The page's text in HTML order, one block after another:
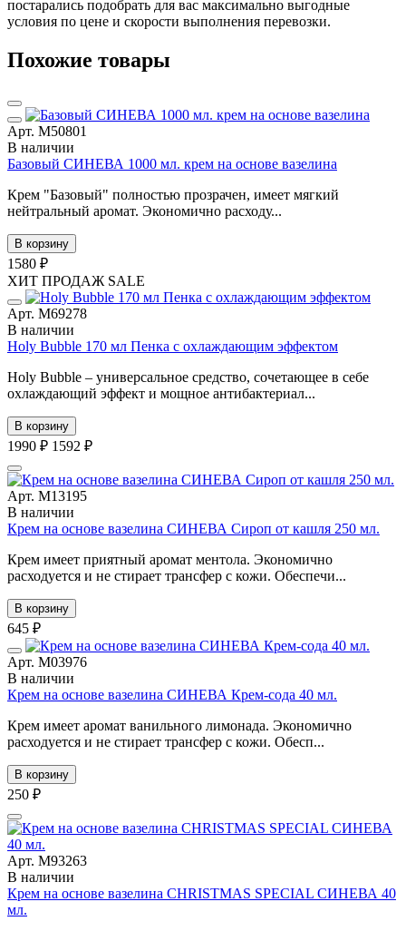
постарались подобрать для вас максимально выгодные
условия по цене и скорости выполнения перевозки.
Похожие товары
Арт. М50801
В наличии
Базовый СИНЕВА 1000 мл. крем на основе вазелина
Крем "Базовый" полностью прозрачен, имеет мягкий
нейтральный аромат. Экономично расходу...
В корзину
1580 ₽
ХИТ ПРОДАЖ SALE
Арт. М69278
В наличии
Holy Bubble 170 мл Пенка с охлаждающим эффектом
Holy Bubble – универсальное средство, сочетающее в себе
охлаждающий эффект и мощное антибактериал...
В корзину
1990 ₽ 1592 ₽
Арт. М13195
В наличии
Крем на основе вазелина СИНЕВА Сироп от кашля 250 мл.
Крем имеет приятный аромат ментола. Экономично
расходуется и не стирает трансфер с кожи. Обеспечи...
В корзину
645 ₽
Арт. М03976
В наличии
Крем на основе вазелина СИНЕВА Крем-сода 40 мл.
Крем имеет аромат ванильного лимонада. Экономично
расходуется и не стирает трансфер с кожи. Обесп...
В корзину
250 ₽
Арт. М93263
В наличии
Крем на основе вазелина CHRISTMAS SPECIAL СИНЕВА 40
мл.